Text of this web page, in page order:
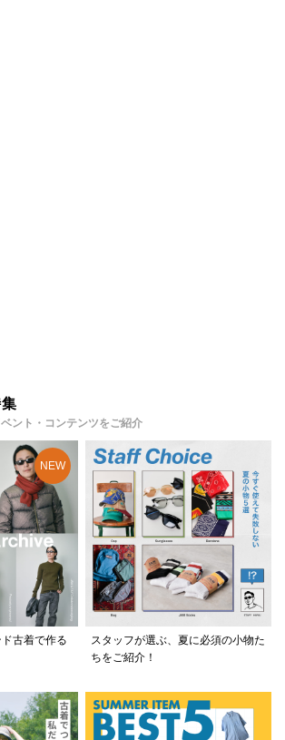
ント・コンテンツをご紹介
古着で作る
スタッフが選ぶ、夏に必須の小物た
ちをご紹介！